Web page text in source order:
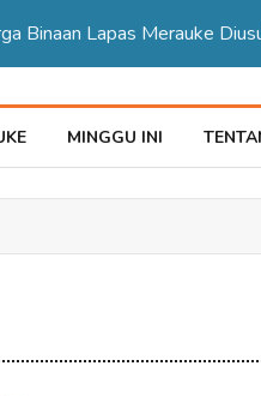
Merauke Tegaskan
MINGGU INI